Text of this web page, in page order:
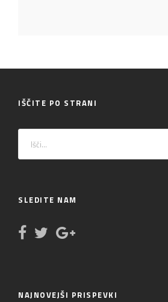
IŠČITE PO STRANI
SLEDITE NAM
NAJNOVEJŠI PRISPEVKI